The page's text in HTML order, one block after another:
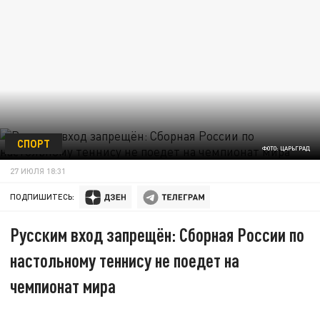
ФОТО: ЦАРЬГРАД
СПОРТ
27 ИЮЛЯ 18:31
ПОДПИШИТЕСЬ:
Русским вход запрещён: Сборная России по
настольному теннису не поедет на
чемпионат мира